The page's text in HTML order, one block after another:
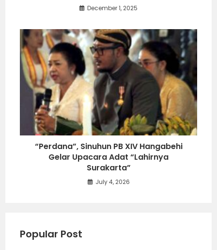
December 1, 2025
“Perdana”, Sinuhun PB XIV Hangabehi
Gelar Upacara Adat “Lahirnya
Surakarta”
July 4, 2026
Popular Post